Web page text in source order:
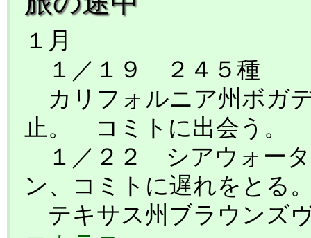
１月
１／１９ ２４５種
カリフォルニア州ボガ
止。 コミトに出会う。
１／２２ シアウォー
ン、コミトに遅れをとる
テキサス州ブラウンズ